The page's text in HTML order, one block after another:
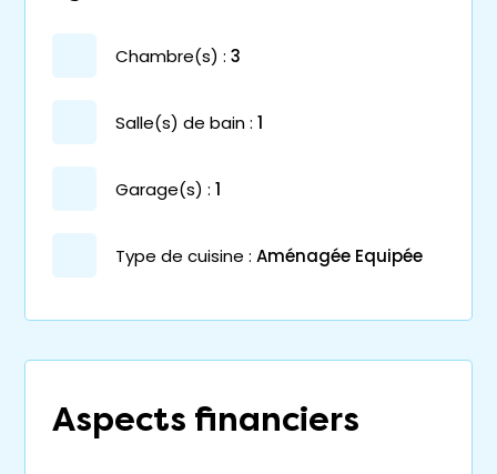
chambre(s) : 3
salle(s) de bain : 1
garage(s) : 1
Type de cuisine : Aménagée Equipée
Aspects financiers